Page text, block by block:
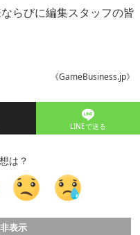
らびに編集スタッフの皆
《GameBusiness.jp》
LINEで送る
は？
表示